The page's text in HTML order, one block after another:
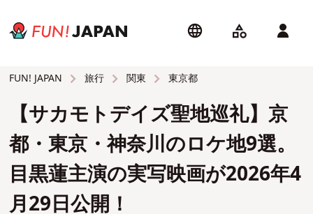
FUN! JAPAN 旅行 関東 東京都
【サカモトデイズ聖地巡礼】京
都・東京・神奈川のロケ地9選。
目黒蓮主演の実写映画が2026年4
月29日公開！